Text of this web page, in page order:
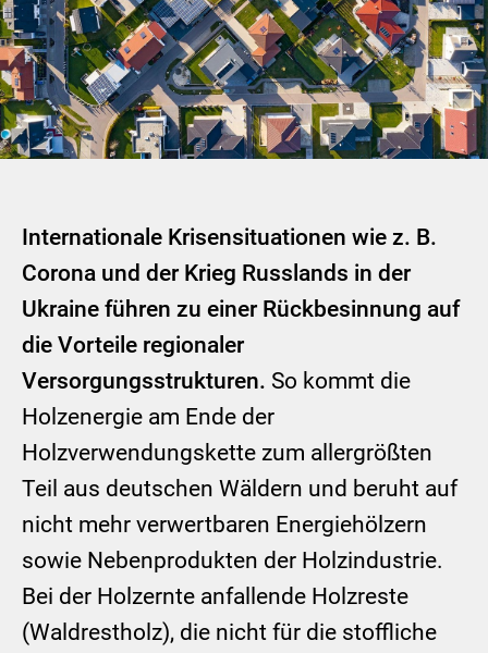
Internationale Krisensituationen wie z. B.
Corona und der Krieg Russlands in der
Ukraine führen zu einer Rückbesinnung auf
die Vorteile regionaler
Versorgungsstrukturen. So kommt die
Holzenergie am Ende der
Holzverwendungskette zum allergrößten
Teil aus deutschen Wäldern und beruht auf
nicht mehr verwertbaren Energiehölzern
sowie Nebenprodukten der Holzindustrie.
Bei der Holzernte anfallende Holzreste
(Waldrestholz), die nicht für die stoffliche